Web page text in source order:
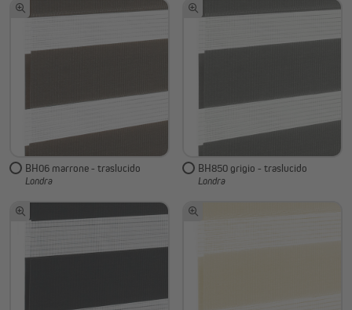
BH06 marrone - traslucido
Londra
BH850 grigio - traslucido
Londra